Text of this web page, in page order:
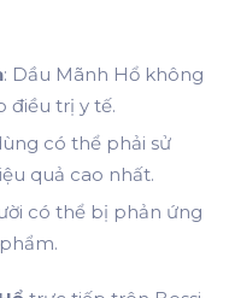
: Dầu Mãnh Hổ không
điều trị y tế.
có thể phải sử
quả cao nhất.
có thể bị phản ứng